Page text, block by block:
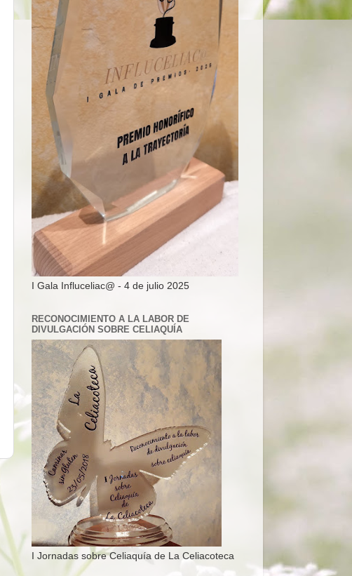
I Gala Influceliac@ - 4 de julio 2025
RECONOCIMIENTO A LA LABOR DE
DIVULGACIÓN SOBRE CELIAQUÍA
I Jornadas sobre Celiaquía de La Celiacoteca